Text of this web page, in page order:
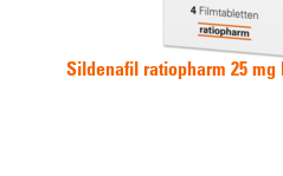
Sildenafil ratiopharm 25 mg